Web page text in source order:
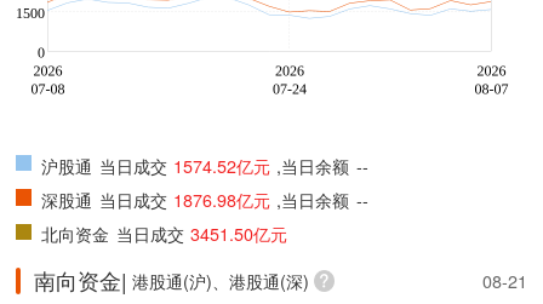
沪股通 当日成交 1574.52亿元 ,当日余额 --
深股通 当日成交 1876.98亿元 ,当日余额 --
北向资金 当日成交 3451.50亿元
南向资金| 港股通(沪)、港股通(深) 08-21